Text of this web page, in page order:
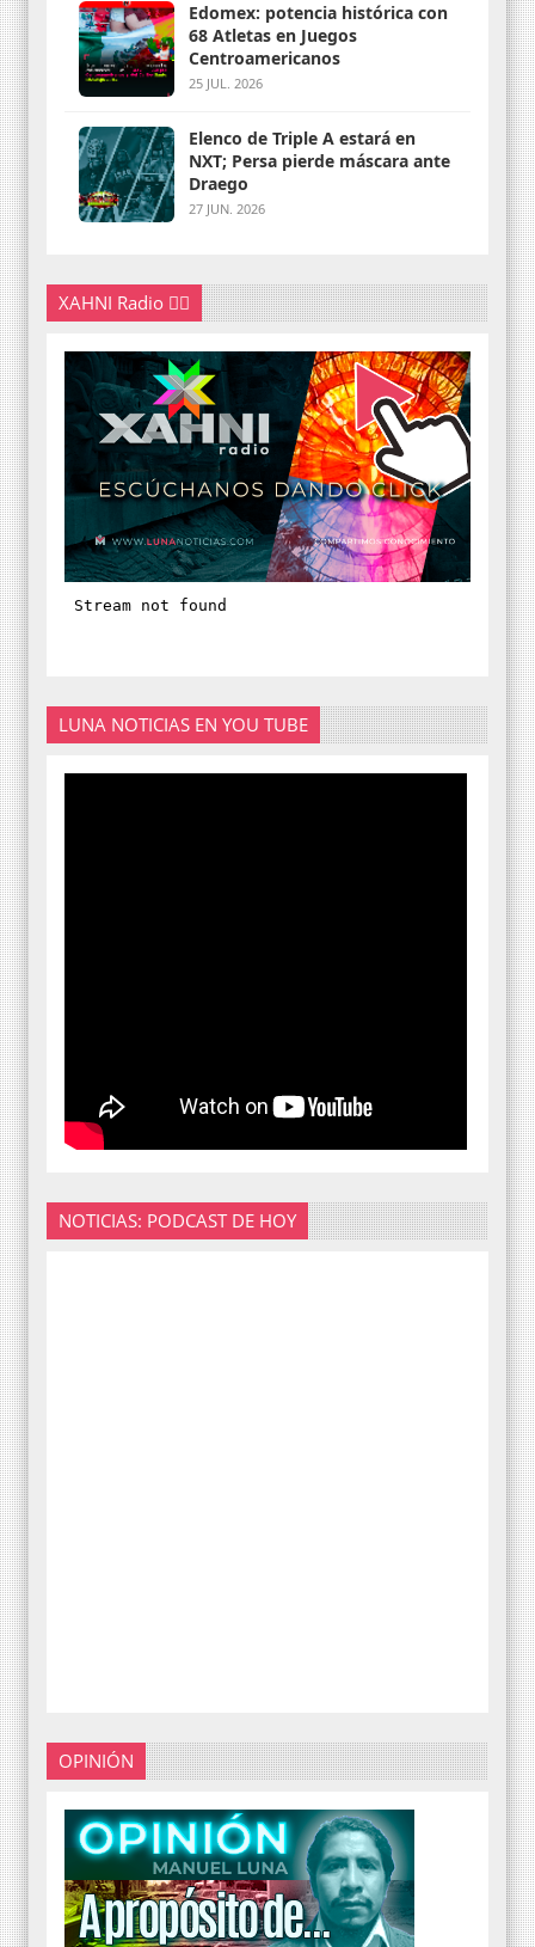
Edomex: potencia histórica con
68 Atletas en Juegos
Centroamericanos
25 JUL. 2026
Elenco de Triple A estará en
NXT; Persa pierde máscara ante
Draego
27 JUN. 2026
XAHNI Radio 👇🏽
LUNA NOTICIAS EN YOU TUBE
NOTICIAS: PODCAST DE HOY
OPINIÓN